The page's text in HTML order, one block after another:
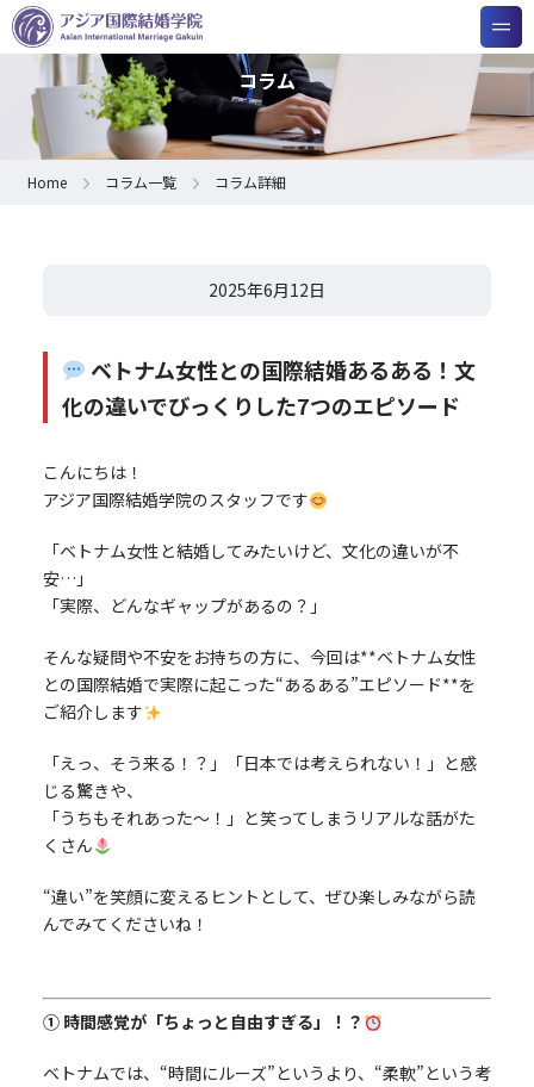
コラム
Home コラム一覧 コラム詳細
2025年6月12日
ベトナム女性との国際結婚あるある！文
化の違いでびっくりした7つのエピソード
こんにちは！
アジア国際結婚学院のスタッフです
「ベトナム女性と結婚してみたいけど、文化の違いが不
安…」
「実際、どんなギャップがあるの？」
そんな疑問や不安をお持ちの方に、今回は**ベトナム女性
との国際結婚で実際に起こった“あるある”エピソード**を
ご紹介します
「えっ、そう来る！？」「日本では考えられない！」と感
じる驚きや、
「うちもそれあった〜！」と笑ってしまうリアルな話がた
くさん
“違い”を笑顔に変えるヒントとして、ぜひ楽しみながら読
んでみてくださいね！
① 時間感覚が「ちょっと自由すぎる」！？
ベトナムでは、“時間にルーズ”というより、“柔軟”という考